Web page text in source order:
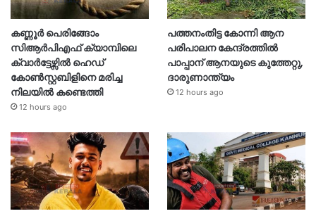
കണ്ണൂർ പെരിങ്ങോം
സിആർപിഎഫ് ക്യാമ്പിലെ
ക്വാർട്ടേഴ്സിൽ ഹെഡ്
കോൺസ്റ്റബിളിനെ മരിച്ച
നിലയിൽ കണ്ടെത്തി
12 hours ago
പത്തനംതിട്ട കോന്നി ആന
പരിപാലന കേന്ദ്രത്തിൽ
പാപ്പാന് ആനയുടെ കുത്തേറ്റു,
ദാരുണാന്ത്യം
12 hours ago